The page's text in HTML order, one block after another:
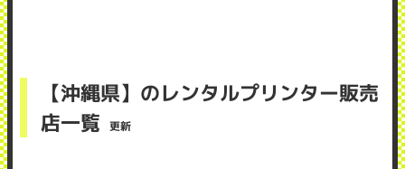
【沖縄県】のレンタルプリンター販売
店一覧
更新